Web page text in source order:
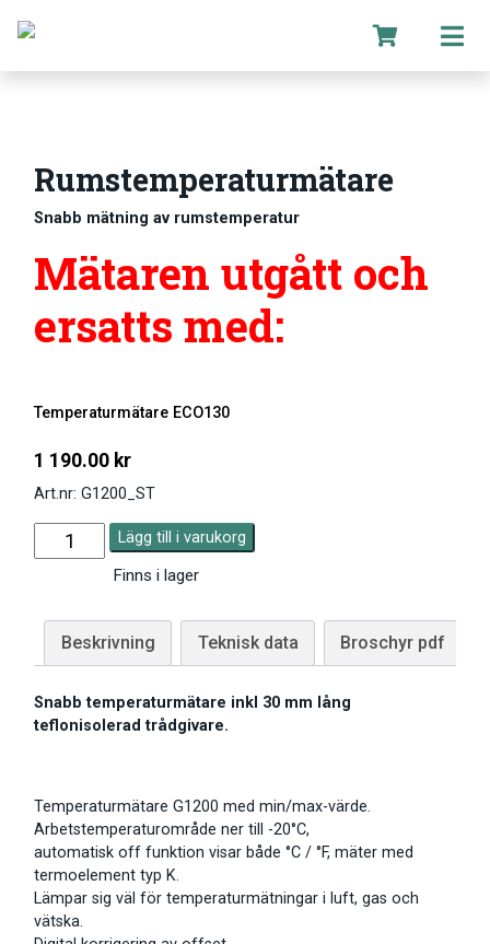
Rumstemperaturmätare
Snabb mätning av rumstemperatur
Mätaren utgått och
ersatts med:
Temperaturmätare ECO130
1 190.00 kr
Art.nr: G1200_ST
Lägg till i varukorg
Finns i lager
Beskrivning Teknisk data Broschyr pdf
Snabb temperaturmätare inkl 30 mm lång
teflonisolerad trådgivare.
Temperaturmätare G1200 med min/max-värde.
Arbetstemperaturområde ner till -20°C,
automatisk off funktion visar både °C / °F, mäter med
termoelement typ K.
Lämpar sig väl för temperaturmätningar i luft, gas och
vätska.